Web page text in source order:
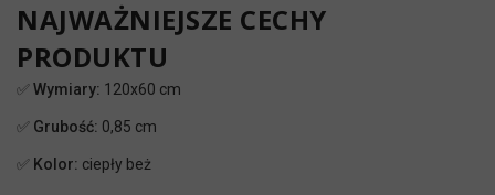
NAJWAŻNIEJSZE CECHY
PRODUKTU
✅Wymiary: 120x60 cm
✅ Grubość: 0,85 cm
✅ Kolor: ciepły beż